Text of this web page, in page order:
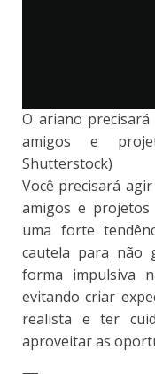
O ariano
amigos e
Shutterstock)
Você precisará
amigos e
uma forte
cautela para não
forma impulsiva
evitando criar
realista e ter
aproveitar as